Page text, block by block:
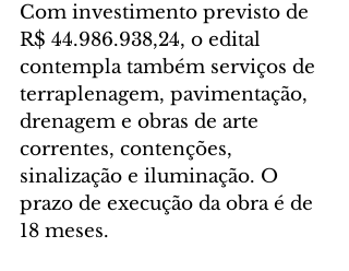
Com investimento previsto de
R$ 44.986.938,24, o edital
contempla também serviços de
terraplenagem, pavimentação,
drenagem e obras de arte
correntes, contenções,
sinalização e iluminação. O
prazo de execução da obra é de
18 meses.